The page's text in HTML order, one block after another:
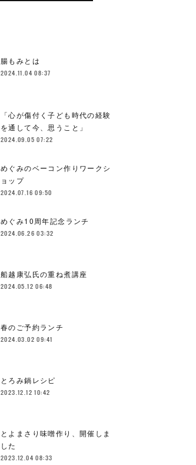
腸もみとは
2024.11.04 08:37
「心が傷付く子ども時代の経験
を通して今、思うこと」
2024.09.05 07:22
めぐみのベーコン作りワークシ
ョップ
2024.07.16 09:50
めぐみ10周年記念ランチ
2024.06.26 03:32
船越康弘氏の重ね煮講座
2024.05.12 06:48
春のご予約ランチ
2024.03.02 09:41
とろみ鍋レシピ
2023.12.12 10:42
とよまさり味噌作り、開催しま
した
2023.12.04 08:33